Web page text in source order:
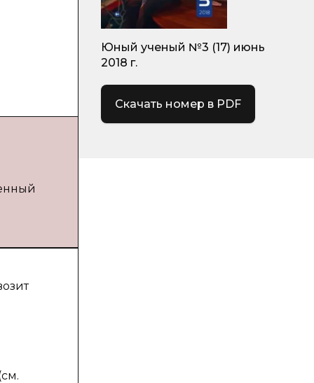
Юный ученый №3 (17) июнь
2018 г.
Скачать номер в PDF